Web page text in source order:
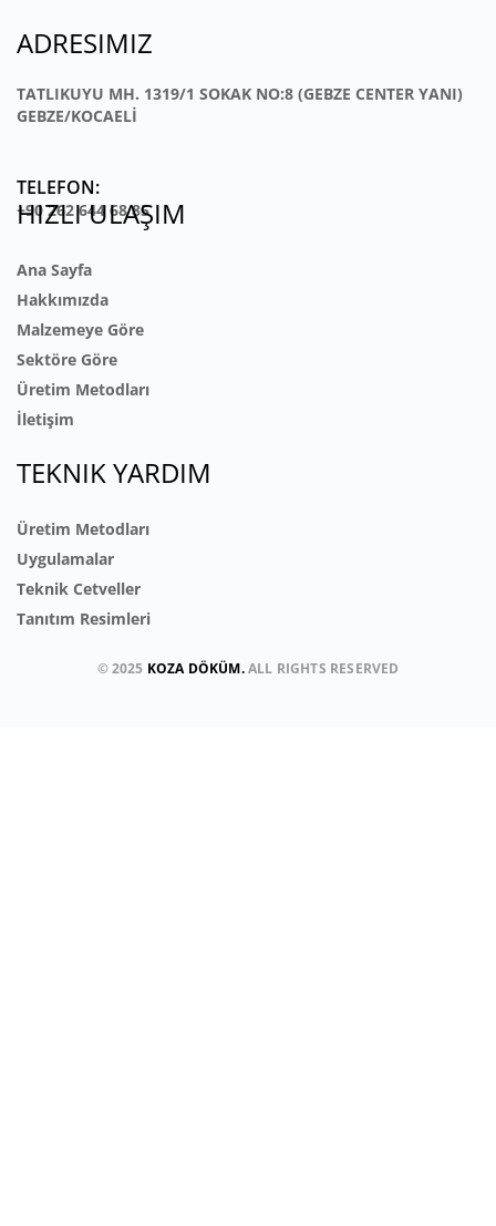
ADRESIMIZ
TATLIKUYU MH. 1319/1 SOKAK NO:8 (GEBZE CENTER YANI)
GEBZE/KOCAELİ
+90 262 644 68 85
HIZLI ULAŞIM
Ana Sayfa
Hakkımızda
Malzemeye Göre
Sektöre Göre
Üretim Metodları
İletişim
TEKNIK YARDIM
Üretim Metodları
Uygulamalar
Teknik Cetveller
Tanıtım Resimleri
© 2025 KOZA DÖKÜM.ALL RIGHTS RESERVED